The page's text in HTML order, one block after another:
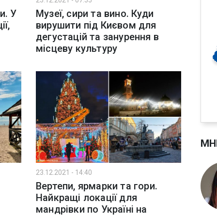
У
Музеї, сири та вино. Куди
вирушити під Києвом для
дегустацій та занурення в
місцеву культуру
23.12.2021 - 14:40
Вертепи, ярмарки та гори.
Найкращі локації для
мандрівки по Україні на